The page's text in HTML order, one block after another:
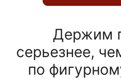
Держим
серьезнее,
по